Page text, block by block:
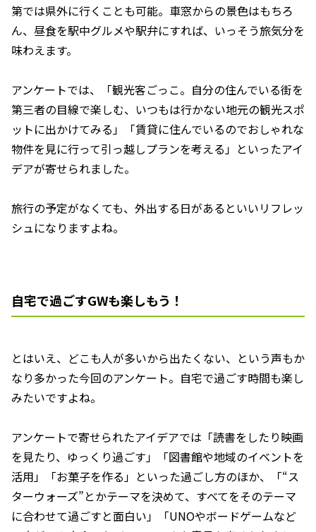
第では県外に行くことも可能。車窓からの景色はもちろ
ん、昼食を駅中グルメや駅弁にすれば、いっそう旅気分を
味わえます。
アンケートでは、「観光客ごっこ。自分の住んでいる街を
第三者の目線で楽しむ、いつもは行かない地元の観光スポ
ットに出かけてみる」「賃貸に住んでいるのでおしゃれな
物件を見に行って引っ越しプランを考える」といったアイ
デアが寄せられました。
旅行の予定がなくても、外出する日があるといいリフレッ
シュになりますよね。
自宅で過ごすGWも楽しもう！
とはいえ、どこも人が多いから出たくない、という声もか
なり多かった今回のアンケート。自宅で過ごす時間も楽し
みたいですよね。
アンケートで寄せられたアイデアでは「読書をしたり映画
を見たり、ゆっくり過ごす」「図書館や地域のイベントを
活用」「お菓子を作る」といった過ごし方のほか、「“ス
ターウォーズ”とかテーマを決めて、すべてをそのテーマ
に合わせて過ごすと面白い」「UNOやボードゲームなど